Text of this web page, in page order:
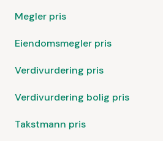
Megler pris
Eiendomsmegler pris
Verdivurdering pris
Verdivurdering bolig pris
Takstmann pris